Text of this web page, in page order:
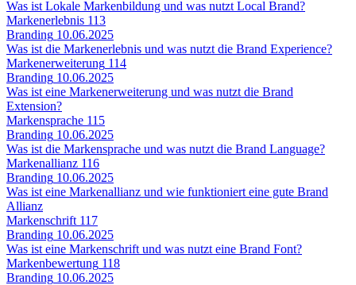
Was ist Lokale Markenbildung und was nutzt Local Brand?
Markenerlebnis 113
Branding 10.06.2025
Was ist die Markenerlebnis und was nutzt die Brand Experience?
Markenerweiterung 114
Branding 10.06.2025
Was ist eine Markenerweiterung und was nutzt die Brand
Extension?
Markensprache 115
Branding 10.06.2025
Was ist die Markensprache und was nutzt die Brand Language?
Markenallianz 116
Branding 10.06.2025
Was ist eine Markenallianz und wie funktioniert eine gute Brand
Allianz
Markenschrift 117
Branding 10.06.2025
Was ist eine Markenschrift und was nutzt eine Brand Font?
Markenbewertung 118
Branding 10.06.2025